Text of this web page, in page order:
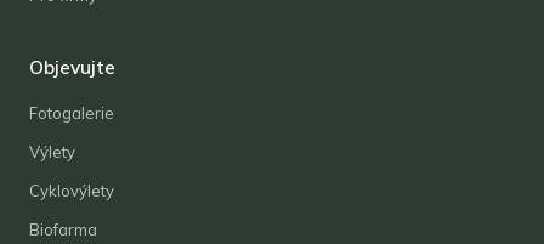
Objevujte
Fotogalerie
Výlety
Cyklovýlety
Biofarma